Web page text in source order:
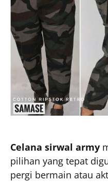
Celana sirwal army
pilihan yang tepat
pergi bermain atau